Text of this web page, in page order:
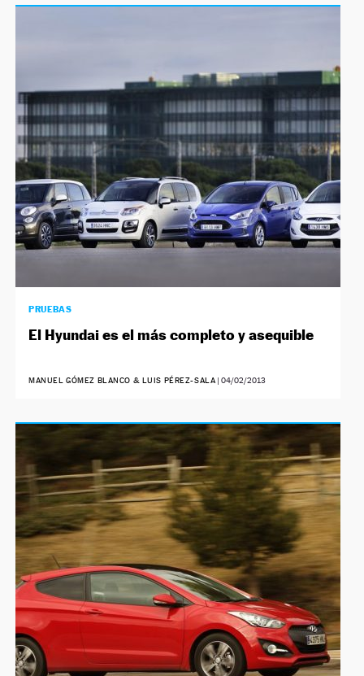
PRUEBAS
El Hyundai es el más completo y asequible
MANUEL GÓMEZ BLANCO & LUIS PÉREZ-SALA |04/02/2013